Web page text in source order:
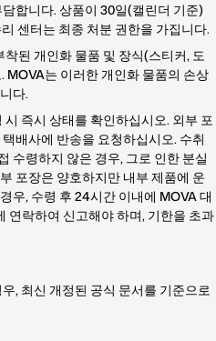
합니다. 상품이 30일(캘린더 기준)
센터는 최종 처분 권한을 가집니다.
된 개인화 물품 및 장식(스티커, 도
MOVA는 이러한 개인화 물품의 손상
다.
즉시 상태를 확인하십시오. 외부 포
배사에 반송을 요청하십시오. 수취
수령하지 않은 경우, 그로 인한 분실
포장은 양호하지만 내부 제품에 운
우, 수령 후 24시간 이내에 MOVA 대
연락하여 신고해야 하며, 기한을 초과
, 최신 개정된 공식 문서를 기준으로